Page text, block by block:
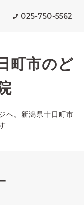
025-750-5562
町市のど
へ。新潟県十日町市